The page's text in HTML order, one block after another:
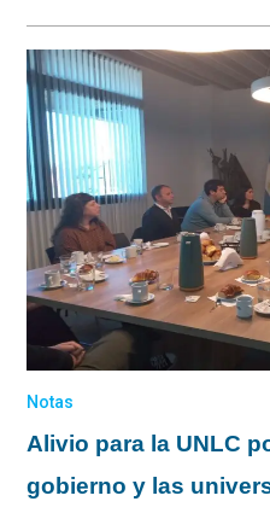
Notas
Alivio para la UNLC
gobierno y las